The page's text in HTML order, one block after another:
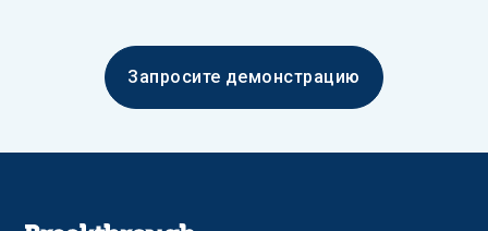
Запросите демонстрацию